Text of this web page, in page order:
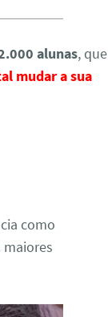
alunas, que
mudar a sua
como
maiores